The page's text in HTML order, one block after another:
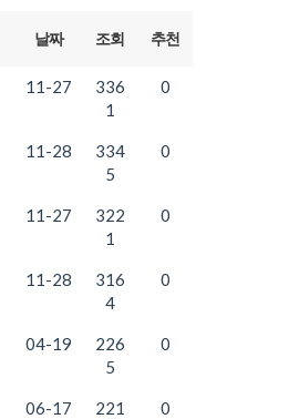
날짜 조회 추천
11-27
336
1
0
11-28
334
5
0
11-27
322
1
0
11-28
316
4
0
04-19
226
5
0
06-17
221
0